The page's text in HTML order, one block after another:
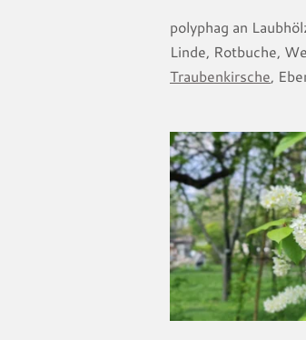
polyphag an
Linde, Rotbuche,
Traubenkirsche,